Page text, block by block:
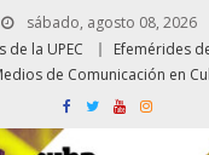
sábado, agosto 08, 2026
de la UPEC
Efemérides
de Comunicación en